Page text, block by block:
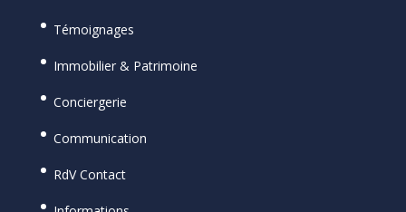
Témoignages
Immobilier & Patrimoine
Conciergerie
Communication
RdV Contact